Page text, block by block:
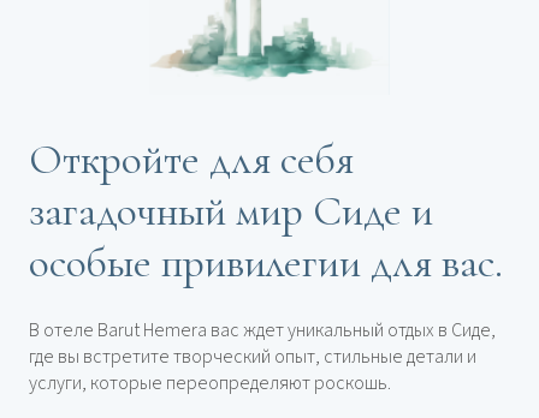
Откройте для себя
загадочный мир Сиде и
особые привилегии для вас.
В отеле Barut Hemera вас ждет уникальный отдых в Сиде,
где вы встретите творческий опыт, стильные детали и
услуги, которые переопределяют роскошь.